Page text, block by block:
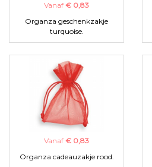
Vanaf € 0,83
Organza geschenkzakje
turquoise.
Vanaf € 0,83
Organza cadeauzakje rood.